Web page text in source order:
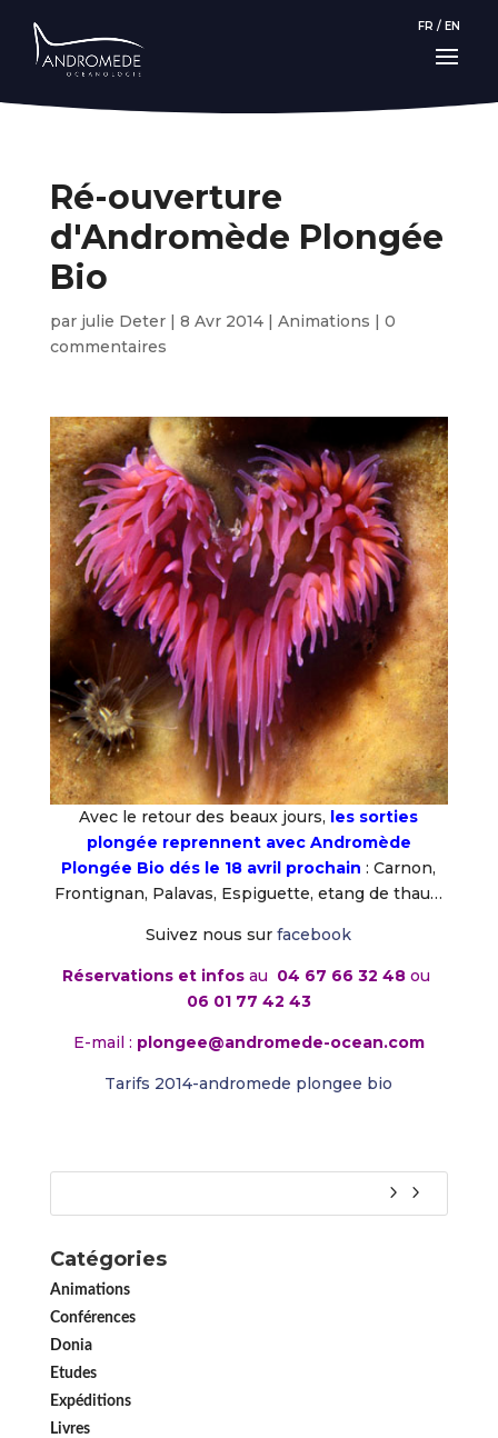
FR / EN
Ré-ouverture
d'Andromède Plongée
Bio
par julie Deter| 8 Avr 2014| Animations | 0
commentaires
Avec le retour des beaux jours, les sorties
plongée reprennent avec Andromède
Plongée Bio dés le 18 avril prochain : Carnon,
Frontignan, Palavas, Espiguette, etang de thau…
Suivez nous surfacebook
Réservations et infos au 04 67 66 32 48ou
06 01 77 42 43
E-mail : plongee@andromede-ocean.com
Tarifs 2014-andromede plongee bio
Catégories
Animations
Conférences
Donia
Etudes
Expéditions
Livres